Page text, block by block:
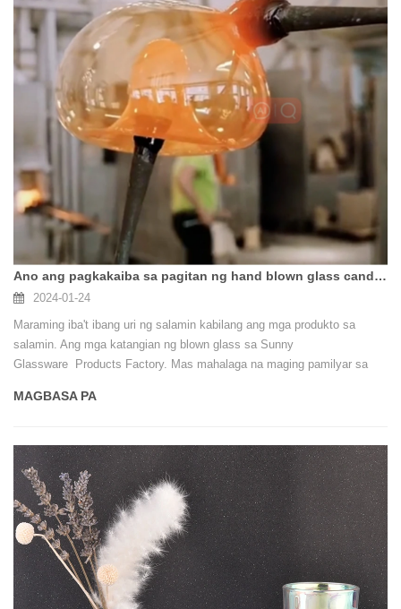
Ano ang pagkakaiba sa pagitan ng hand blown glass candle holder at machine blown glass candle holder?
2024-01-24
Maraming iba't ibang uri ng salamin kabilang ang mga produkto sa
salamin. Ang mga katangian ng blown glass sa Sunny
Glassware Products Factory. Mas mahalaga na maging pamilyar sa
mas mahalaga na piliin ang tamang uri.
MAGBASA PA